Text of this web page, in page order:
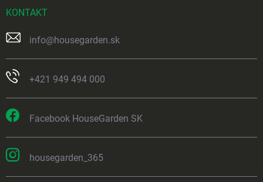
KONTAKT
info@housegarden.sk
+421 949 494 000
Facebook HouseGarden SK
housegarden_365